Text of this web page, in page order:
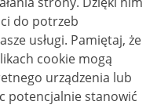
do potrzeb
Pamiętaj, że
cookie mogą
urządzenia lub
potencjalnie stanowić